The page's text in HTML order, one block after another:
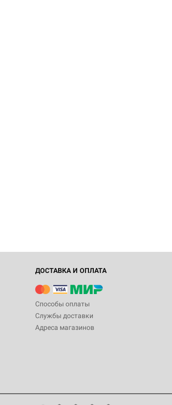
ДОСТАВКА И ОПЛАТА
Способы оплаты
Службы доставки
Адреса магазинов